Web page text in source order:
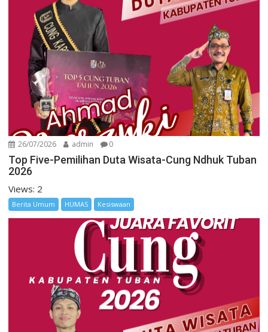
26/07/2026 admin 0
Top Five-Pemilihan Duta Wisata-Cung Ndhuk Tuban
2026
Views: 2
Berita Umum HUMAS Kesiswaan